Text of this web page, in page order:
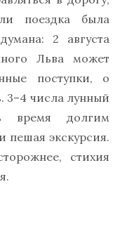
поездка была
2 августа
Льва может
поступки, о
3–4 числа лунный
время долгим
пешая экскурсия.
стихия